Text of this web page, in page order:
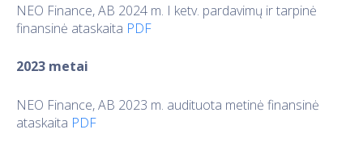
NEO Finance, AB 2024 m. I ketv. pardavimų ir tarpinė
finansinė ataskaita PDF
2023 metai
NEO Finance, AB 2023 m. audituota metinė finansinė
ataskaita PDF